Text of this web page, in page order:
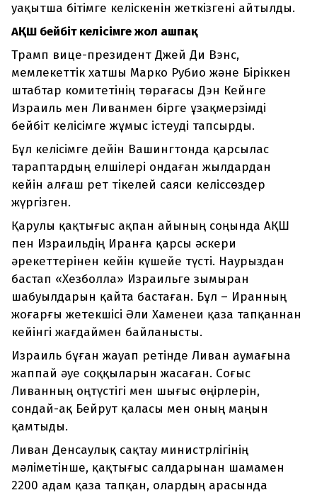
уақытша бітімге келіскенін жеткізгені айтылды.
АҚШ бейбіт келісімге жол ашпақ
Трамп вице-президент Джей Ди Вэнс,
мемлекеттік хатшы Марко Рубио және Біріккен
штабтар комитетінің төрағасы Дэн Кейнге
Израиль мен Ливанмен бірге ұзақмерзімді
бейбіт келісімге жұмыс істеуді тапсырды.
Бұл келісімге дейін Вашингтонда қарсылас
тараптардың елшілері ондаған жылдардан
кейін алғаш рет тікелей саяси келіссөздер
жүргізген.
Қарулы қақтығыс ақпан айының соңында АҚШ
пен Израильдің Иранға қарсы әскери
әрекеттерінен кейін күшейе түсті. Наурыздан
бастап «Хезболла» Израильге зымыран
шабуылдарын қайта бастаған. Бұл – Иранның
жоғарғы жетекшісі Әли Хаменеи қаза тапқаннан
кейінгі жағдаймен байланысты.
Израиль бұған жауап ретінде Ливан аумағына
жаппай әуе соққыларын жасаған. Соғыс
Ливанның оңтүстігі мен шығыс өңірлерін,
сондай-ақ Бейрут қаласы мен оның маңын
қамтыды.
Ливан Денсаулық сақтау министрлігінің
мәліметінше, қақтығыс салдарынан шамамен
2200 адам қаза тапқан, олардың арасында